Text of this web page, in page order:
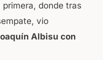
donde tras
vio
Albisu con